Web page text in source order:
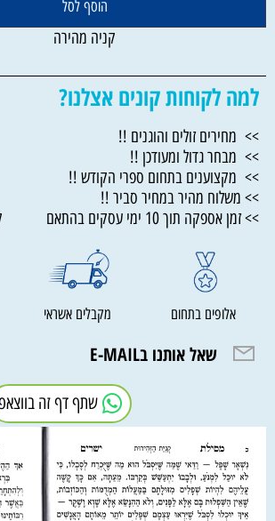
הוסף לסל
קניה מהירה
למה לקוחות קונים אצלנו?
>> מחירים זולים והוגנים !!
>> מבחר גדול ומעודכן !!
>> מקצוענים בתחום ספרי הקודש !!
>> משלוח מהיר במחיר סביר !!
>> זמן אספקה תוך 10 ימי עסקים בהתאם לתקנון החנות
אלופים בתחום מקבלים אשראי
שאל אותנו בE-MAIL
שתף דף זה בווצאפ